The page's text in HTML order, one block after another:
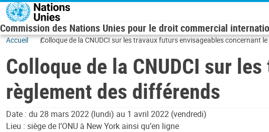
Skip to main content
Commission des Nations Unies pour le droit commercial
Accueil Colloque de la CNUDCI sur les travaux futurs envisageables concernant
Colloque de la CNUDCI sur
règlement des différends
Date : du 28 mars 2022 (lundi) au 1 avril 2022 (vendredi)
Lieu : siège de l’ONU à New York ainsi qu’en ligne